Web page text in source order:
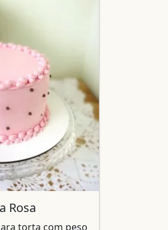
Rosa
torta com peso